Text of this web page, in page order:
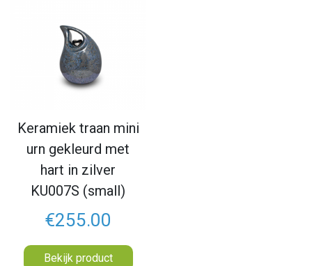
Keramiek traan mini
urn gekleurd met
hart in zilver
KU007S (small)
€255.00
Bekijk product